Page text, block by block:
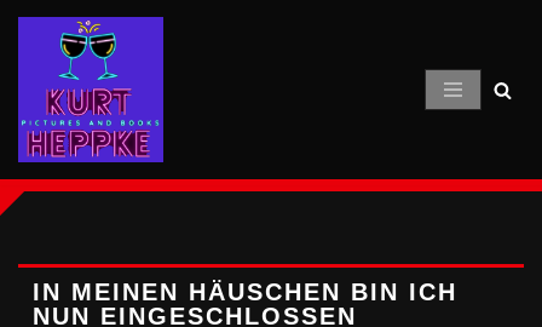
Inhalt
springen
IN MEINEN HÄUSCHEN BIN ICH
NUN EINGESCHLOSSEN